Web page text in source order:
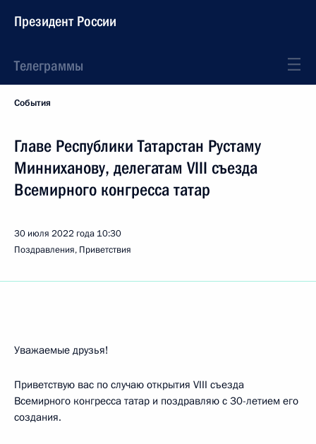
Президент России
Телеграммы
События
Главе Республики Татарстан Рустаму
Минниханову, делегатам VIII съезда
Всемирного конгресса татар
30 июля 2022 года 10:30
Поздравления, Приветствия
Уважаемые друзья!
Приветствую вас по случаю открытия VIII съезда
Всемирного конгресса татар и поздравляю с 30-летием его
создания.